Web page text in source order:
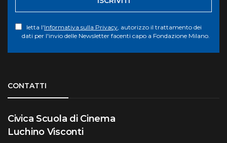
letta l'Informativa sulla Privacy , autorizzo il trattamento dei
dati per l'invio delle Newsletter facenti capo a Fondazione Milano.
CONTATTI
Civica Scuola di Cinema
Luchino Visconti